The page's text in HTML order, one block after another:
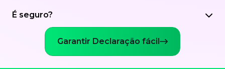
É seguro?
Garantir Declaração fácil